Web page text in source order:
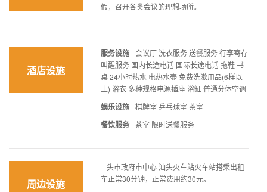
假，召开各类会议的理想场所。
酒店设施
服务设施 会议厅 洗衣服务 送餐服务 行李寄存
叫醒服务 国内长途电话 国际长途电话 拖鞋 书
桌 24小时热水 电热水壶 免费洗漱用品(6样以
上) 浴衣 多种规格电源插座 浴缸 普通分体空调
娱乐设施 棋牌室 乒乓球室 茶室
餐饮服务 茶室 限时送餐服务
周边设施
头市政府市中心 汕头火车站火车站搭乘出租
车正常30分钟，正常费用约30元。